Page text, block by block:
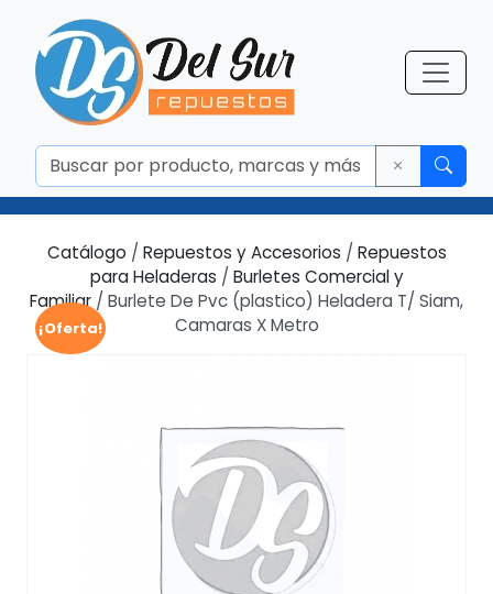
¡Oferta!
Catálogo / Repuestos y Accesorios / Repuestos
para Heladeras / Burletes Comercial y
Familiar / Burlete De Pvc (plastico) Heladera T/ Siam,
Camaras X Metro